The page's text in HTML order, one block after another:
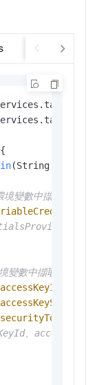
{
(String[] args)
變數中擷取憑證
進行
變數中擷取
accessKeyId
accessKeySecret
securityToken
、